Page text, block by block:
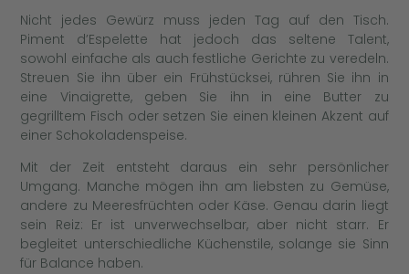
Nicht jedes Gewürz muss jeden Tag auf den Tisch.
Piment d’Espelette hat jedoch das seltene Talent,
sowohl einfache als auch festliche Gerichte zu veredeln.
Streuen Sie ihn über ein Frühstücksei, rühren Sie ihn in
eine Vinaigrette, geben Sie ihn in eine Butter zu
gegrilltem Fisch oder setzen Sie einen kleinen Akzent auf
einer Schokoladenspeise.
Mit der Zeit entsteht daraus ein sehr persönlicher
Umgang. Manche mögen ihn am liebsten zu Gemüse,
andere zu Meeresfrüchten oder Käse. Genau darin liegt
sein Reiz: Er ist unverwechselbar, aber nicht starr. Er
begleitet unterschiedliche Küchenstile, solange sie Sinn
für Balance haben.